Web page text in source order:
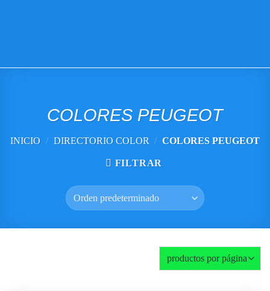
COLORES PEUGEOT
INICIO / DIRECTORIO COLOR / COLORES PEUGEOT
FILTRAR